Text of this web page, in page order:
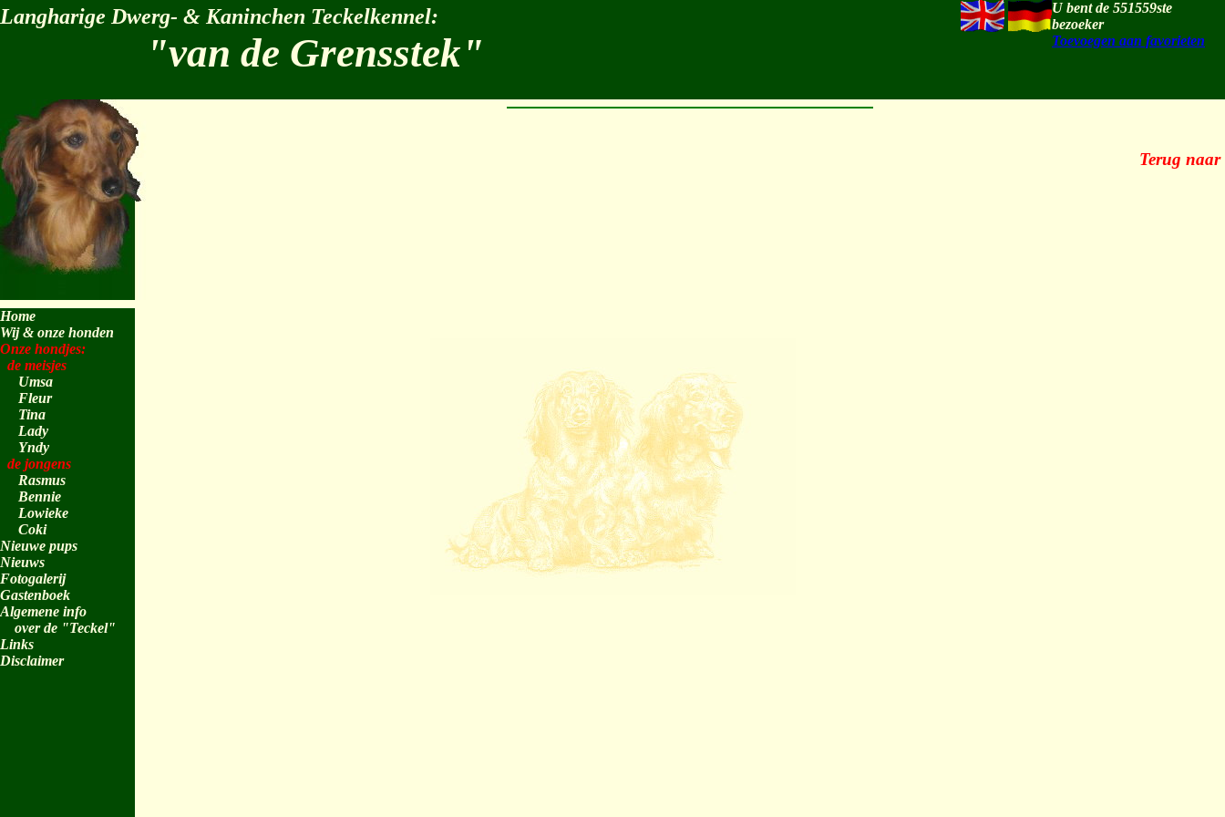
Langharige Dwerg- & Kaninchen Teckelkennel:
"van de Grensstek"
U bent de 551559ste
bezoeker
Toevoegen aan favorieten
Home
Wij & onze honden
Onze hondjes:
de meisjes
Umsa
Fleur
Tina
Lady
Yndy
de jongens
Rasmus
Bennie
Lowieke
Coki
Nieuwe pups
Nieuws
Fotogalerij
Gastenboek
Algemene info
over de "Teckel"
Links
Disclaimer
Terug naar